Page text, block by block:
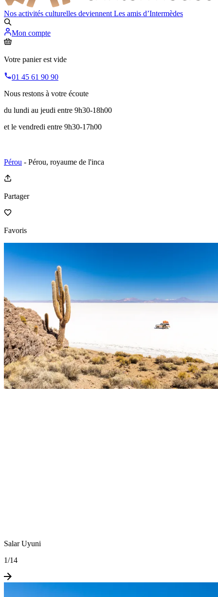
Nos activités culturelles deviennent Les amis d’Intermèdes
Mon compte
Votre panier est vide
01 45 61 90 90
Nous restons à votre écoute
du lundi au jeudi entre 9h30-18h00
et le vendredi entre 9h30-17h00
Pérou - Pérou, royaume de l'inca
Partager
Favoris
Salar Uyuni
1/14